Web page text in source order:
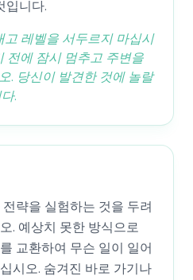
입니다.
고 레벨을 서두르지 마십시
전에 잠시 멈추고 주변을
. 당신이 발견한 것에 놀랄
.
략을 실험하는 것을 두려
. 예상치 못한 방식으로
교환하여 무슨 일이 일어
시오. 숨겨진 바로 가기나